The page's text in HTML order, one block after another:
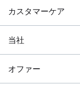
カスタマーケア
当社
オファー